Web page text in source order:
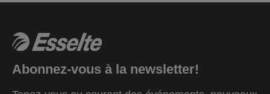
Abonnez-vous à la newsletter!